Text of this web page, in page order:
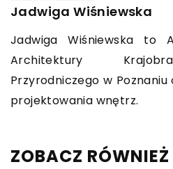
Jadwiga Wiśniewska
Jadwiga Wiśniewska to
Architektury
Przyrodniczego w
projektowania wnętrz.
ZOBACZ RÓWNIEŻ